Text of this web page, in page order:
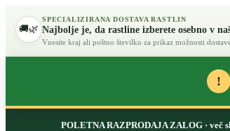
🚚🌿
SPECIALIZIRANA DOSTAVA RASTLIN
Najbolje je, da rastline izberete osebno v
Vnesite kraj ali poštno številko za prikaz možnosti
!
POLETNA RAZPRODAJA ZALOG· več